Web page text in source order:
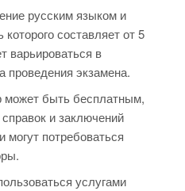
русским языком и
которого составляет от 5
варьироваться в
проведения экзамена.
может быть бесплатным,
и заключений
могут потребоваться
услугами